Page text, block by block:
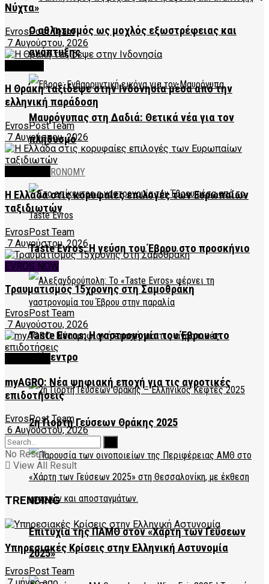
Ο αθλητισμός ως μοχλός εξωστρέφειας και
ανάπτυξης
Μαυρόγυπας στη Δαδιά: Θετικά νέα για τον
πληθυσμό
GASTRONOMY
Taste Evros: Η γεύση του Έβρου στο προσκήνιο
Taste Evros: Η γαστρονομία του Έβρου στο
επίκεντρο
2η Γιορτή Γεύσεων Θράκης 2025
Επιτυχία της ΠΑΜΘ στον «Χάρτη των Γεύσεων
2025»
Νύχτα»
EvrosPost Team
7 Αυγούστου, 2026
Η Θράκη ταξίδεψε στην Ινδονησία μέσα από την
ελληνική παράδοση
EvrosPost Team
7 Αυγούστου, 2026
Η Ελλάδα στις κορυφαίες επιλογές των Ευρωπαίων
ταξιδιωτών
EvrosPost Team
7 Αυγούστου, 2026
EVROS NOW
Τραυματισμός 15χρονης στη Σαμοθράκη
EvrosPost Team
7 Αυγούστου, 2026
myAGRO: Νέα ψηφιακή εποχή για τις αγροτικές
επιδοτήσεις
EvrosPost Team
6 Αυγούστου, 2026
No Result
View All Result
TRENDING
Υπηρεσιακές Κρίσεις στην Ελληνική Αστυνομία
EvrosPost Team